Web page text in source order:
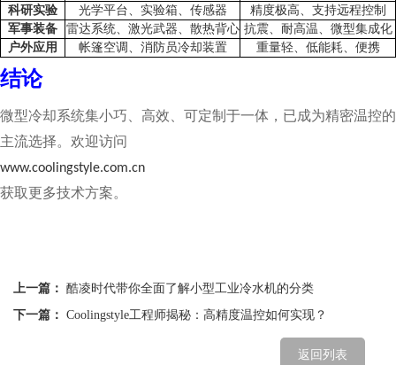
科研实验
光学平台、实验箱、传感器
精度极高、支持远程控制
军事装备
雷达系统、激光武器、散热背心 抗震、耐高温、微型集成化
户外应用
帐篷空调、消防员冷却装置 重量轻、低能耗、便携
结论
微型冷却系统集小巧、高效、可定制于一体，已成为精密温控的
主流选择。欢迎访问
www.coolingstyle.com.cn
获取更多技术方案。
上一篇： 酷凌时代带你全面了解小型工业冷水机的分类
下一篇： Coolingstyle工程师揭秘：高精度温控如何实现？
返回列表